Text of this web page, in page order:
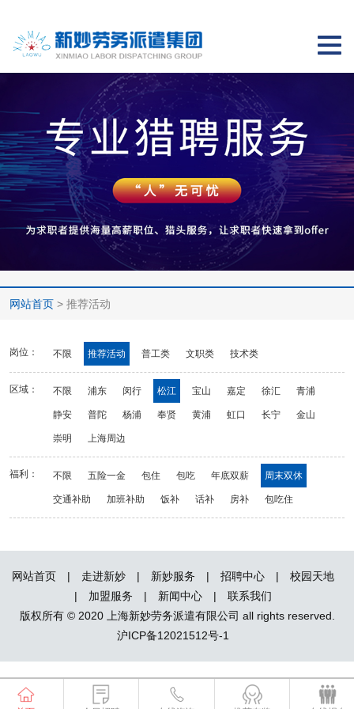
切
网站首页 > 推荐活动
岗位： 不限 推荐活动 普工类 文职类 技术类
区域： 不限 浦东 闵行 松江 宝山 嘉定 徐汇 青浦
静安 普陀 杨浦 奉贤 黄浦 虹口 长宁 金山
崇明 上海周边
福利： 不限 五险一金 包住 包吃 年底双薪 周末双休
交通补助 加班补助 饭补 话补 房补 包吃住
网站首页 | 走进新妙 | 新妙服务 | 招聘中心 |
校园天地
|
加盟服务 | 新闻中心 |
联系我们
版权所有 © 2020 上海新妙劳务派遣有限公司 all rights reserved.
沪ICP备12021512号-1